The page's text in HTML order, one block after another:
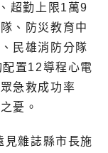
超勤上限1萬9
、防災教育中
民雄消防分隊
置12導程心電
急救成功率
憂。
雜誌縣市長施